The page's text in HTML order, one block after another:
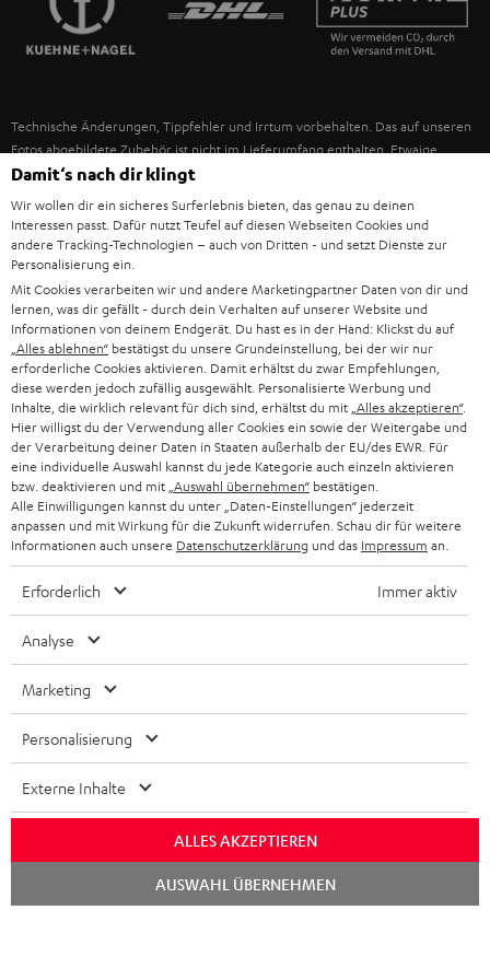
IN-EAR-KOPFHÖRER
NEUHEITEN
UNSER MANAGEMENT
UNSERE WERTE
BILDUNGSRABATT
GESCHENKGUTSCHEIN
SPANIEN
USA
WEITERE LÄNDER
Technische Änderungen, Tippfehler und Irrtum vorbehalten. Das auf unseren
Fotos abgebildete Zubehör ist nicht im Lieferumfang enthalten. Etwaige
Entsorgungsgebühren für Batterien sind im Preis inbegriffen.
©2026 Lautsprecher Teufel GmbH - All rights reserved.
Impressum AGB Datenschutz
Vertrag widerrufen
Damit‘s nach dir klingt
Wir wollen dir ein sicheres Surferlebnis bieten, das genau zu deinen
Interessen passt. Dafür nutzt Teufel auf diesen Webseiten Cookies und
andere Tracking-Technologien – auch von Dritten - und setzt Dienste zur
Personalisierung ein.
Mit Cookies verarbeiten wir und andere Marketingpartner Daten von dir und
lernen, was dir gefällt - durch dein Verhalten auf unserer Website und
Informationen von deinem Endgerät. Du hast es in der Hand: Klickst du auf
„Alles ablehnen“ bestätigst du unsere Grundeinstellung, bei der wir nur
erforderliche Cookies aktivieren. Damit erhältst du zwar Empfehlungen,
diese werden jedoch zufällig ausgewählt. Personalisierte Werbung und
Inhalte, die wirklich relevant für dich sind, erhältst du mit „Alles akzeptieren“.
Hier willigst du der Verwendung aller Cookies ein sowie der Weitergabe und
der Verarbeitung deiner Daten in Staaten außerhalb der EU/des EWR. Für
eine individuelle Auswahl kannst du jede Kategorie auch einzeln aktivieren
bzw. deaktivieren und mit „Auswahl übernehmen“ bestätigen.
Alle Einwilligungen kannst du unter „Daten-Einstellungen“ jederzeit
anpassen und mit Wirkung für die Zukunft widerrufen. Schau dir für weitere
Informationen auch unsere Datenschutzerklärung und das Impressum an.
Erforderlich Immer aktiv
Analyse
Marketing
Personalisierung
Externe Inhalte
ALLES AKZEPTIEREN
AUSWAHL ÜBERNEHMEN